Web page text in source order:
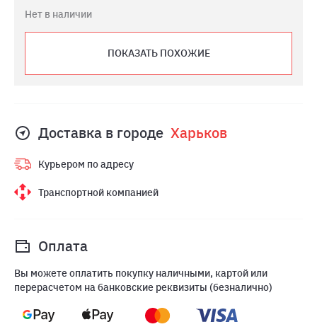
Нет в наличии
ПОКАЗАТЬ ПОХОЖИЕ
Доставка в городе Харьков
Курьером по адресу
Транспортной компанией
Оплата
Вы можете оплатить покупку наличными, картой или
перерасчетом на банковские реквизиты (безналично)